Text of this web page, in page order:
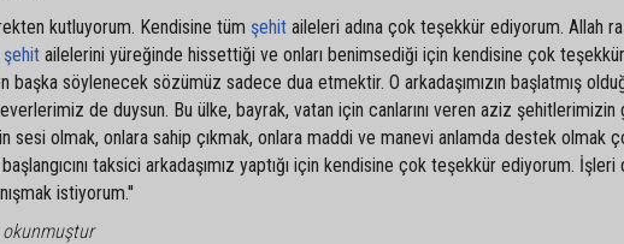
kutluyorum. Kendisine tüm şehit aileleri adına çok teşekkür ediyorum. Allah
şehit ailelerini yüreğinde hissettiği ve onları benimsediği için kendisine çok teşekkür
başka söylenecek sözümüz sadece dua etmektir. O arkadaşımızın başlatmış
de duysun. Bu ülke, bayrak, vatan için canlarını veren aziz şehitlerimizin
sesi olmak, onlara sahip çıkmak, onlara maddi ve manevi anlamda destek olmak
taksici arkadaşımız yaptığı için kendisine çok teşekkür ediyorum. İşleri
istiyorum.''